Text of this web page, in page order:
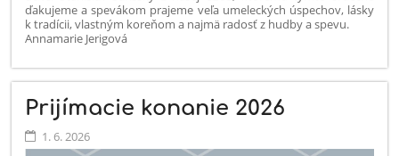
ďakujeme a spevákom prajeme veľa umeleckých úspechov, lásky
k tradícii, vlastným koreňom a najmä radosť z hudby a spevu.
Annamarie Jerigová
Prijímacie konanie 2026
1. 6. 2026